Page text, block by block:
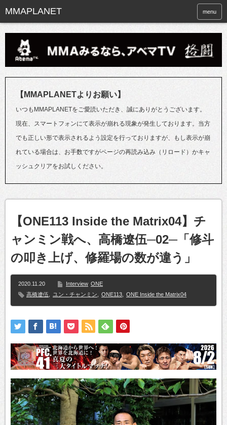
menu
【MMAPLANETよりお願い】
いつもMMAPLANETをご愛読いただき、誠にありがとうございます。
現在、スマートフォンにて表示が崩れる現象が発生しております。当方
でも正しい形で表示されるよう設定を行っておりますが、もし表示が崩
れている場合は、お手数ですがページの再読み込み（リロード）かキャ
ッシュクリアをお試しください。
【ONE113 Inside the Matrix04】チ
ャンミン戦へ、高橋遼伍─02─「修斗
の叩き上げ、修羅場の数が違う」
2020.11.20 Interview ONE
高橋遼伍
ユン・チャンミン ONE113 ONE Inside the Matrix04